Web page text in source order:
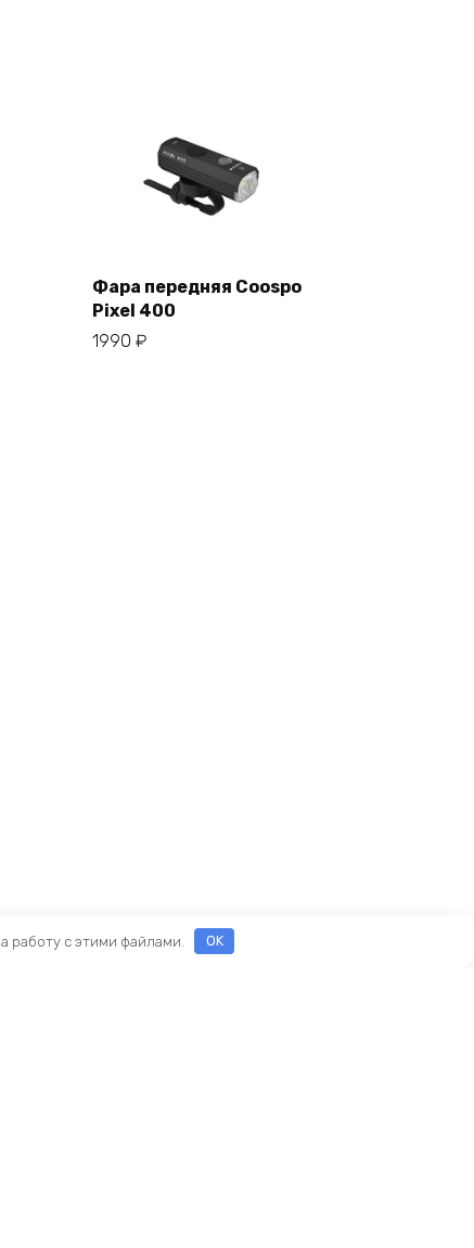
Фара передняя Coospo
Pixel 400
1990 ₽
работу с этими файлами. OK